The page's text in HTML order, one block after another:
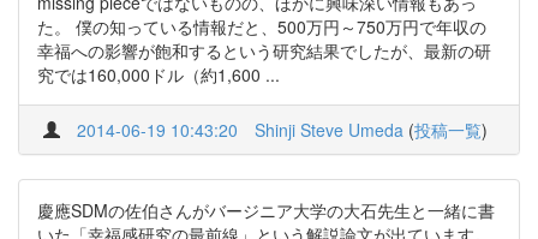
た。 僕の知っている情報だと、500万円～750万円で年収の
幸福への影響が飽和するという研究結果でしたが、最新の研
究では160,000ドル（約1,600 ...
2014-06-19 10:43:20 Shinji Steve Umeda (投稿一覧)
慶應SDMの佐伯さんがバージニア大学の大石先生と一緒に書
いた「幸福感研究の最前線」という解説論文が出ています。